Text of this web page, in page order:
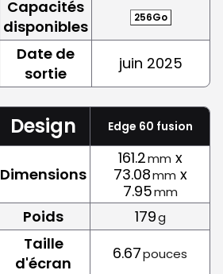
Capacités
disponibles
256Go
Date de
sortie
juin 2025
Design Edge 60 fusion
Dimensions
161.2mm x
73.08mm x
7.95mm
Poids 179g
Taille
d'écran
6.67pouces